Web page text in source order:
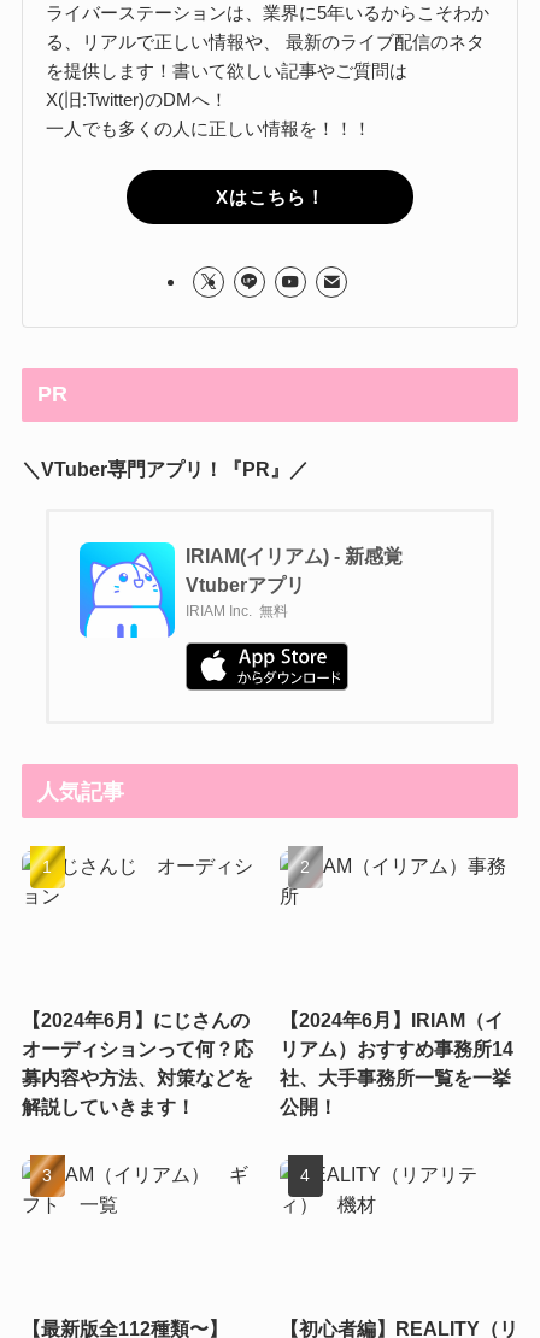
ライバーステーションは、業界に5年いるからこそわか
る、リアルで正しい情報や、 最新のライブ配信のネタ
を提供します！書いて欲しい記事やご質問は
X(旧:Twitter)のDMへ！
一人でも多くの人に正しい情報を！！！
Xはこちら！
PR
＼VTuber専門アプリ！『PR』／
IRIAM(イリアム) - 新感覚
Vtuberアプリ
IRIAM Inc. 無料
人気記事
【2024年6月】にじさんの
オーディションって何？応
募内容や方法、対策などを
解説していきます！
【2024年6月】IRIAM（イ
リアム）おすすめ事務所14
社、大手事務所一覧を一挙
公開！
【最新版全112種類〜】 【初心者編】REALITY（リ